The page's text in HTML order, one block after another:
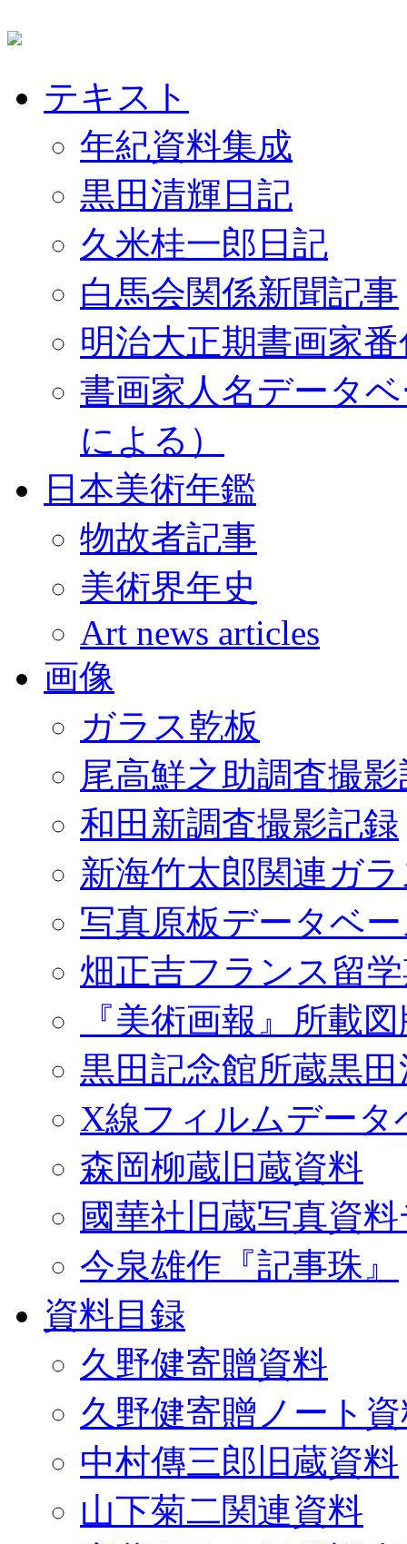
テキスト
年紀資料集成
黒田清輝日記
久米桂一郎日記
白馬会関係新聞記事
明治大正期書画家
書画家人名データ
による）
日本美術年鑑
物故者記事
美術界年史
Art news articles
画像
ガラス乾板
尾高鮮之助調査撮
和田新調査撮影記録
新海竹太郎関連ガ
写真原板データベ
畑正吉フランス留
『美術画報』所載
黒田記念館所蔵黒
X線フィルムデータ
森岡柳蔵旧蔵資料
國華社旧蔵写真資
今泉雄作『記事珠』
資料目録
久野健寄贈資料
久野健寄贈ノート
中村傳三郎旧蔵資料
山下菊二関連資料